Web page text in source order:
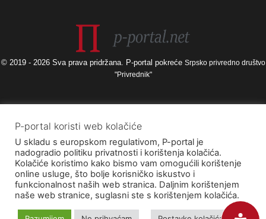
© 2019 - 2026 Sva prava pridržana. P-portal pokreće Srpsko privredno društvo
"Privrednik"
Izneseni stavovi i mišljenja samo su autorova i ne odražavaju nužno
službena stajališta Europske unije ili Europske komisije, kao ni stajališta
Agencije za elektroničke medije ni Ministarstva kulture i medija. Europska
unija i Europska komisija, kao ni Agencija za elektroničke medije ni
Ministarstvo kulture i medija ne mogu se smatrati odgovornima za njih.
P-portal koristi web kolačiće
U skladu s europskom regulativom, P-portal je
nadogradio politiku privatnosti i korištenja kolačića.
Kolačiće koristimo kako bismo vam omogućili korištenje
online usluge, što bolje korisničko iskustvo i
funkcionalnost naših web stranica. Daljnim korištenjem
naše web stranice, suglasni ste s korištenjem kolačića.